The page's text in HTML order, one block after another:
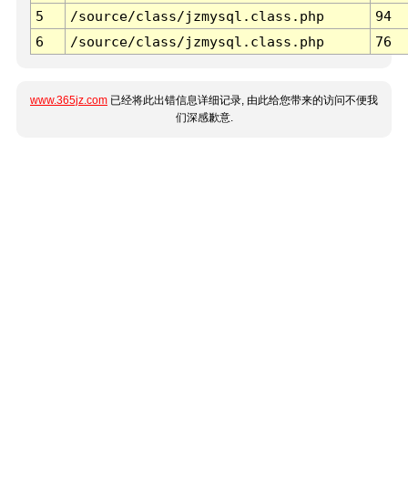
5
/source/class/jzmysql.class.php
94
6
/source/class/jzmysql.class.php 76
www.365jz.com 已经将此出错信息详细记录, 由此给您带来的访问不便我
们深感歉意.